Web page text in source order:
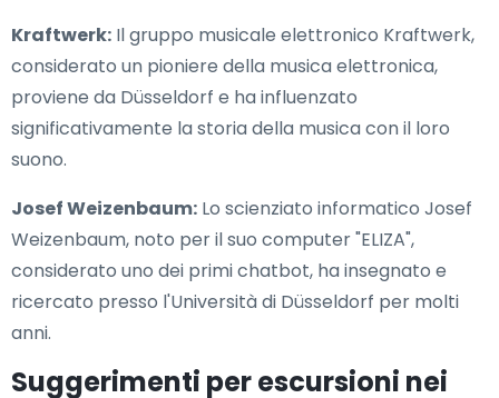
Kraftwerk: Il gruppo musicale elettronico Kraftwerk,
considerato un pioniere della musica elettronica,
proviene da Düsseldorf e ha influenzato
significativamente la storia della musica con il loro
suono.
Josef Weizenbaum: Lo scienziato informatico Josef
Weizenbaum, noto per il suo computer "ELIZA",
considerato uno dei primi chatbot, ha insegnato e
ricercato presso l'Università di Düsseldorf per molti
anni.
Suggerimenti per escursioni nei